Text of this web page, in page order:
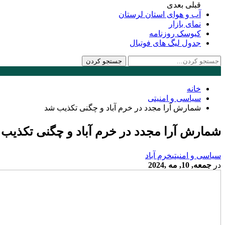
قبلی بعدی
آب و هوای استان لرستان
نمای بازار
کیوسک روزنامه
جدول لیگ های فوتبال
خانه
سیاسی و امنیتی
شمارش آرا مجدد در خرم آباد و چگنی تکذیب شد
شمارش آرا مجدد در خرم آباد و چگنی
سیاسی و امنیتیخرم آباد
در جمعه, 10, مه ,2024